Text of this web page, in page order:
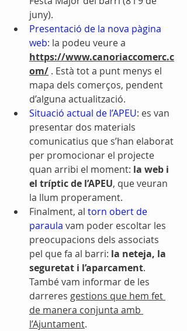
juny).
Presentació de la nova pàgina
web: la podeu veure a
https://www.canoriaccomerc.c
om/ . Està tot a punt menys el
mapa dels comerços, pendent
d’alguna actualització.
Situació actual de l’APEU: es van
presentar dos materials
comunicatius que s’han elaborat
per promocionar el projecte
quan arribi el moment: la web i
el tríptic de l’APEU, que veuran
la llum properament.
Finalment, al torn obert de
paraula vam poder escoltar les
preocupacions dels associats
pel que fa al barri: la neteja, la
seguretat i l’aparcament.
També vam informar de les
darreres gestions que hem fet
de manera conjunta amb
l’Ajuntament.